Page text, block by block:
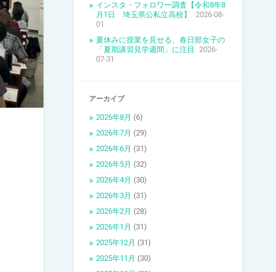
インスタ・フォロワー調査【令和8年8
月1日 埼玉県公私立高校】
2026-08-
01
夏休みに授業を見せる、春日部女子の
「夏期講習見学週間」に注目
2026-
07-31
アーカイブ
2026年8月 (6)
2026年7月 (29)
2026年6月 (31)
2026年5月 (32)
2026年4月 (30)
2026年3月 (31)
2026年2月 (28)
2026年1月 (31)
2025年12月 (31)
2025年11月 (30)